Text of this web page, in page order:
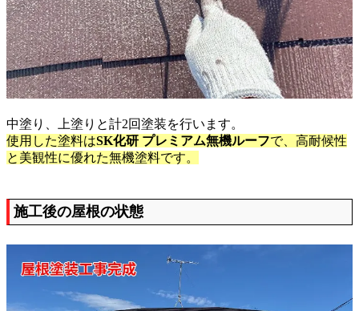
中塗り、上塗りと計2回塗装を行います。
使用した塗料はSK化研 プレミアム無機ルーフで、高耐候性
と美観性に優れた無機塗料です。
施工後の屋根の状態